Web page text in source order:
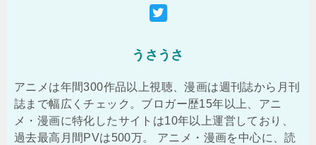
うさうさ
アニメは年間300作品以上視聴、漫画は週刊誌から月刊
誌まで幅広くチェック。ブロガー歴15年以上、アニ
メ・漫画に特化したサイトは10年以上運営しており、
過去最高月間PVは500万。 アニメ・漫画を中心に、読